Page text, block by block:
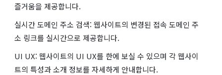
즐거움을 제공합니다.
실시간 도메인 주소 검색: 웹사이트의 변경된 접속 도메인 주
소 링크를 실시간으로 제공합니다.
UI UX: 웹사이트의 UI UX를 한에 보실 수 있으며 각 웹사이
트의 특성과 소개 정보를 자세하게 안내합니다.